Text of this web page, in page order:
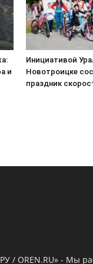
и
Инициативой
Новотроицке
праздник
/ OREN.RU» - Мы